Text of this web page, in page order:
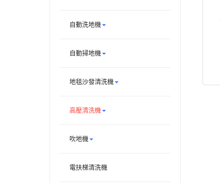
自動洗地機
自動掃地機
地毯沙發清洗機
高壓清洗機
吹地機
電扶梯清洗機